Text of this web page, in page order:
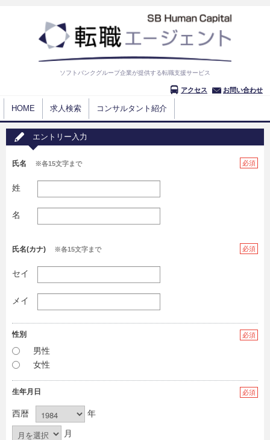
ソフトバンクグループ企業が提供する転職支援サービス
アクセス お問い合わせ
HOME 求人検索 コンサルタント紹介
エントリー入力
氏名 ※各15文字まで 必須
姓
名
氏名(カナ) ※各15文字まで 必須
セイ
メイ
性別 必須
男性
女性
生年月日 必須
西暦 年
月